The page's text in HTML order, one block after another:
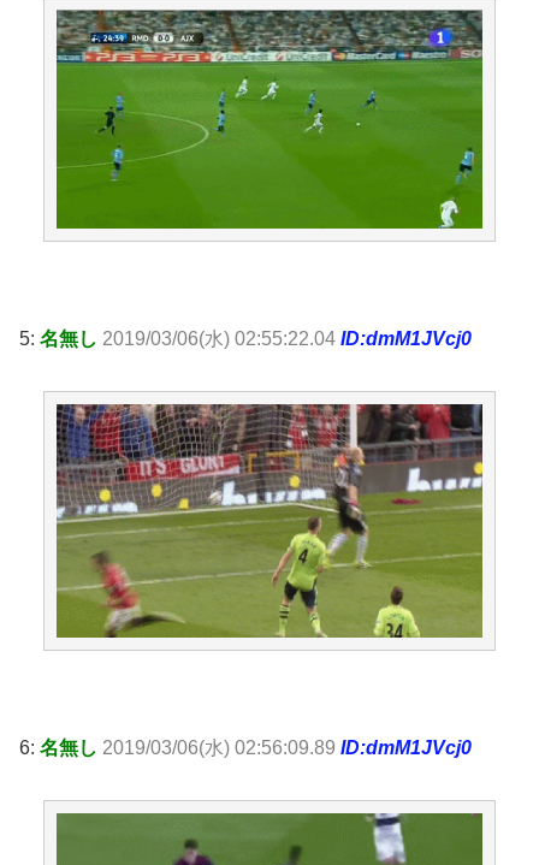
5: 名無し 2019/03/06(水) 02:55:22.04 ID:dmM1JVcj0
6: 名無し 2019/03/06(水) 02:56:09.89 ID:dmM1JVcj0